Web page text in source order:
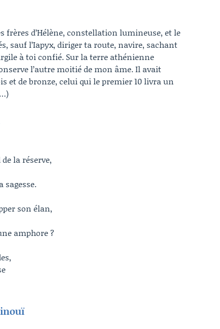
frères d’Hélène, constellation lumineuse, et le
sauf l’Iapyx, diriger ta route, navire, sachant
à toi confié. Sur la terre athénienne
l’autre moitié de mon âme. Il avait
et de bronze, celui qui le premier 10 livra un
la réserve,
son élan,
amphore ?